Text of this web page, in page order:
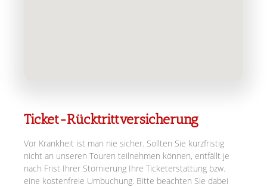
Ticket-Rücktrittversicherung
Vor Krankheit ist man nie sicher. Sollten Sie kurzfristig
nicht an unseren Touren teilnehmen können, entfällt je
nach Frist Ihrer Stornierung Ihre Ticketerstattung bzw.
eine kostenfreie Umbuchung. Bitte beachten Sie dabei